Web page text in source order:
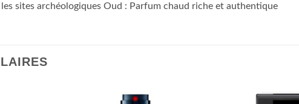
sites archéologiques Oud : Parfum chaud riche et authentique